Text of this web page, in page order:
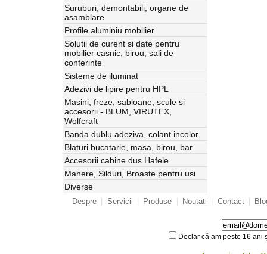
Suruburi, demontabili, organe de
asamblare
Profile aluminiu mobilier
Solutii de curent si date pentru
mobilier casnic, birou, sali de
conferinte
Sisteme de iluminat
Adezivi de lipire pentru HPL
Masini, freze, sabloane, scule si
accesorii - BLUM, VIRUTEX,
Wolfcraft
Banda dublu adeziva, colant incolor
Blaturi bucatarie, masa, birou, bar
Accesorii cabine dus Hafele
Manere, Silduri, Broaste pentru usi
Diverse
Despre Servicii Produse Noutati Contact
Declar că am peste 16 ani